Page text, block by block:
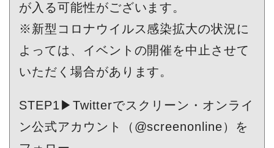
が入る可能性がございます。
※新型コロナウイルス感染拡大の状況に
よっては、イベントの開催を中止させて
いただく場合があります。
STEP1▶Twitterでスクリーン・オンライ
ン公式アカウント（@screenonline）を